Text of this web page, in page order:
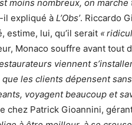
moins nombreux, on
il expliqué à L’Obs’. Riccardo
estime, lui, qu’il serait «
Monaco souffre avant tout
viennent
que les clients dépensent
voyagent beaucoup et
chez Patrick Gioannini,